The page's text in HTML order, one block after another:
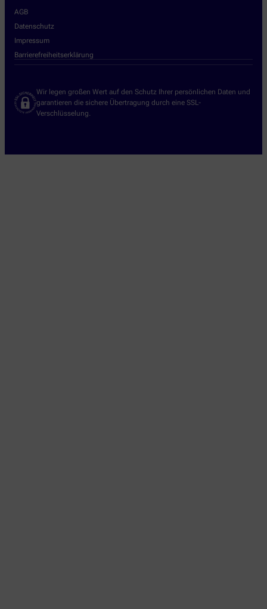
AGB
Datenschutz
Impressum
Barrierefreiheitserklärung
Wir legen großen Wert auf den Schutz Ihrer persönlichen Daten und
garantieren die sichere Übertragung durch eine SSL-
Verschlüsselung.